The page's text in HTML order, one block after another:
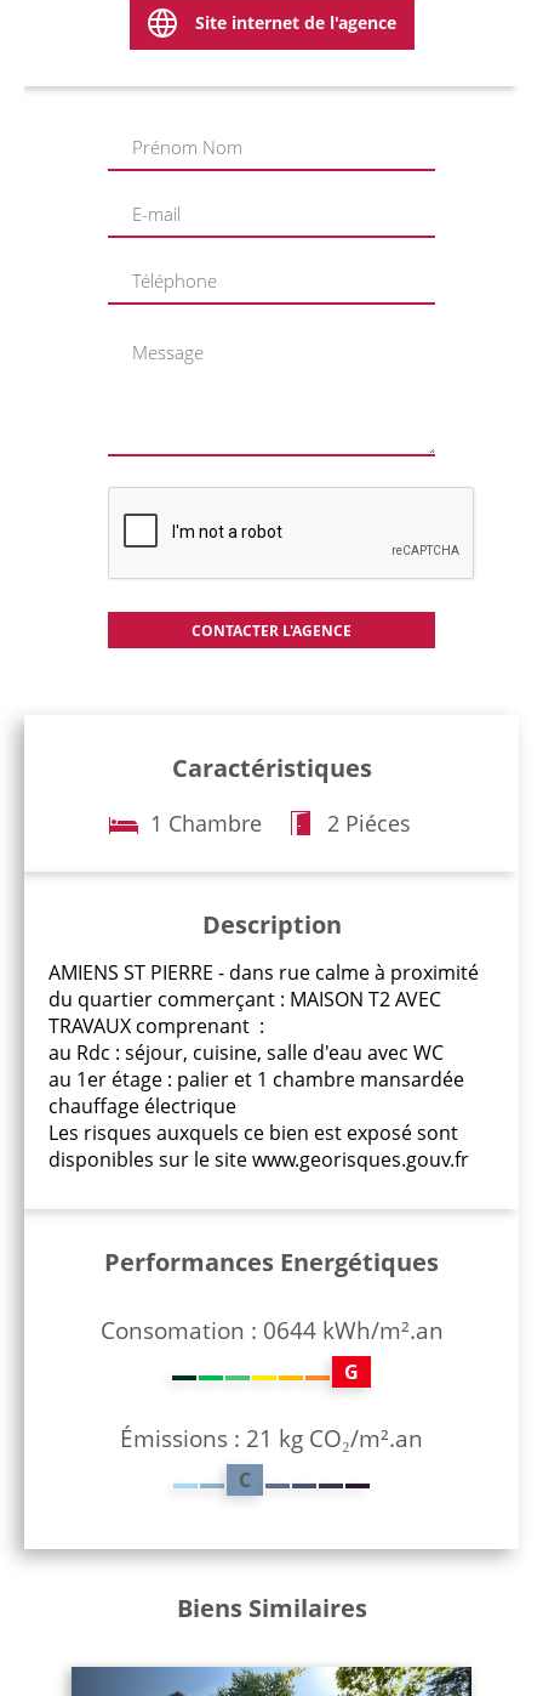
Site internet de l'agence
Caractéristiques
1 Chambre 2 Piéces
Description
AMIENS ST PIERRE - dans rue calme à proximité
du quartier commerçant : MAISON T2 AVEC
TRAVAUX comprenant :
au Rdc : séjour, cuisine, salle d'eau avec WC
au 1er étage : palier et 1 chambre mansardée
chauffage électrique
Les risques auxquels ce bien est exposé sont
disponibles sur le site www.georisques.gouv.fr
Performances Energétiques
Consomation : 0644 kWh/m².an
G
Émissions : 21 kg CO₂/m².an
C
Biens Similaires